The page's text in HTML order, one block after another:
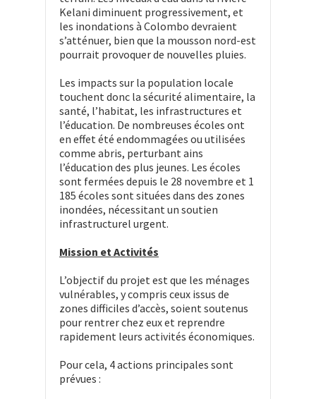
Kelani diminuent progressivement, et
les inondations à Colombo devraient
s’atténuer, bien que la mousson nord-est
pourrait provoquer de nouvelles pluies.
Les impacts sur la population locale
touchent donc la sécurité alimentaire, la
santé, l’habitat, les infrastructures et
l’éducation. De nombreuses écoles ont
en effet été endommagées ou utilisées
comme abris, perturbant ains
l’éducation des plus jeunes. Les écoles
sont fermées depuis le 28 novembre et 1
185 écoles sont situées dans des zones
inondées, nécessitant un soutien
infrastructurel urgent.
Mission et Activités
L’objectif du projet est que les ménages
vulnérables, y compris ceux issus de
zones difficiles d’accès, soient soutenus
pour rentrer chez eux et reprendre
rapidement leurs activités économiques.
Pour cela, 4 actions principales sont
prévues :